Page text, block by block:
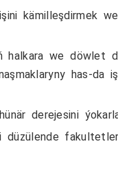
kämilleşdirmek
we döwlet
has-da
derejesini